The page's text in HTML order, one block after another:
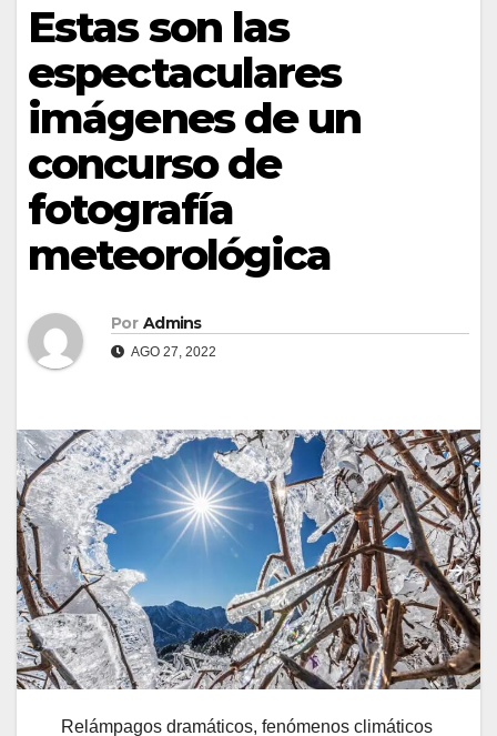
Estas son las
espectaculares
imágenes de un
concurso de
fotografía
meteorológica
Por Admins
AGO 27, 2022
Relámpagos dramáticos, fenómenos climáticos